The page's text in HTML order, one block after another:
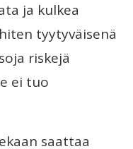
ja kulkea
tyytyväisenä
riskejä
ei tuo
saattaa